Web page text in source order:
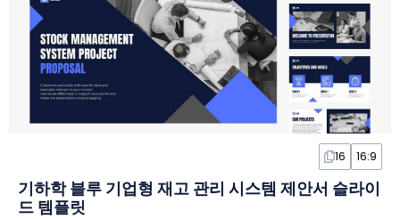
16 16:9
기하학 블루 기업형 재고 관리 시스템 제안서 슬라이
드 템플릿